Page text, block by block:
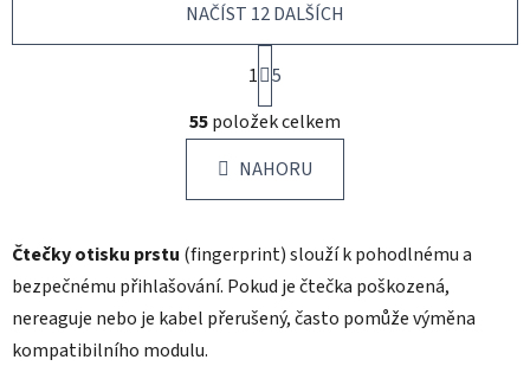
O
v
l
á
d
c
í
p
NAČÍST 12 DALŠÍCH
S
t
r
á
n
k
n
í
1 5
55položek celkem
NAHORU
Čtečky otisku prstu (fingerprint) slouží k pohodlnému a
bezpečnému přihlašování. Pokud je čtečka poškozená,
nereaguje nebo je kabel přerušený, často pomůže výměna
kompatibilního modulu.